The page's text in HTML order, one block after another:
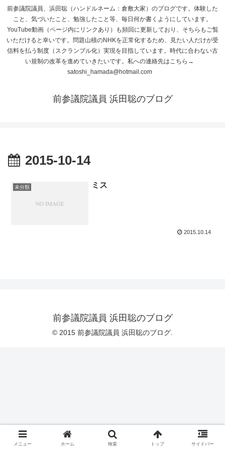
前参議院議員、浜田聡（ハンドルネーム：倉敷大家）のブログです。体験した
こと、気づいたこと、勉強したこと等、毎日何か書くようにしています。
YouTube動画（ページ内にリンクあり）も頻回に更新しており、そちらもご覧
いただけると幸いです。問題山積のNHKを正常化するため、見たい人だけが受
信料を払う制度（スクランブル化）実現を目指しています。時代に合わない古
い規制の改革を進めていきたいです。私への連絡先はこちら→
satoshi_hamada@hotmail.com
前参議院議員 浜田聡のブログ
2015-10-14
未分類 ミス
2015.10.14
前参議院議員 浜田聡のブログ
© 2015 前参議院議員 浜田聡のブログ.
メニュー ホーム 検索 トップ サイドバー